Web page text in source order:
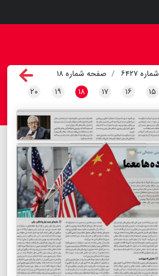
شماره ۶۴۲۷
صفحه شماره ۱۸
۱۵ ۱۶ ۱۷ ۱۸ ۱۹ ۲۰